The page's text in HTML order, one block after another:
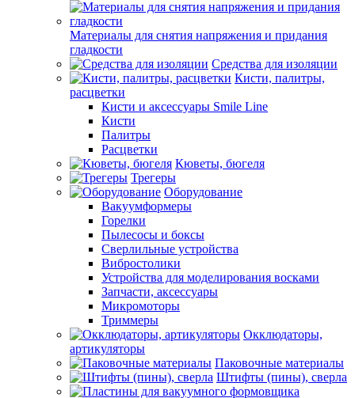
Материалы для снятия напряжения и придания
гладкости
Средства для изоляции
Кисти, палитры,
расцветки
Кисти и аксессуары Smile Line
Кисти
Палитры
Расцветки
Кюветы, бюгеля
Трегеры
Оборудование
Вакуумформеры
Горелки
Пылесосы и боксы
Сверлильные устройства
Вибростолики
Устройства для моделирования восками
Запчасти, аксессуары
Микромоторы
Триммеры
Окклюдаторы,
артикуляторы
Паковочные материалы
Штифты (пины), сверла